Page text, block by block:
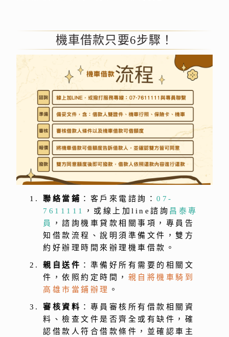
機車借款只要6步驟！
聯絡當鋪 ：客戶來電諮詢：07-
7611111
，或線上加line諮詢 昌泰專
員
，諮詢機車貸款相關事項，專員告
知借款流程、說明須準備文件，雙方
約好辦理時間來辦理機車借款。
親自送件 ：準備好所有需要的相關文
件，依照約定時間， 親自將機車騎到
高雄市當鋪辦理
。
審核資料 ：專員審核所有借款相關資
料、檢查文件是否齊全或有缺件，確
認借款人符合借款條件，並確認車主